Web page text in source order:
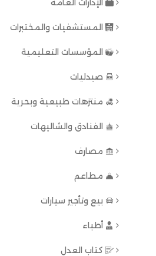
الإدارات العامة
المستشفيات والمختبرات
المؤسسات التعليمية
صيدليات
منتزهات طبيعية وبحرية
الفنادق والشاليهات
مصارف
مطاعم
بيع وتأجير سيارات
أطباء
كتاب العدل